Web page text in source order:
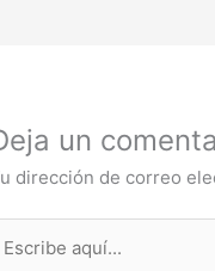
un
dirección de correo
aquí...